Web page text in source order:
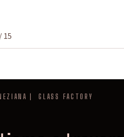
15
| GLASS FACTORY